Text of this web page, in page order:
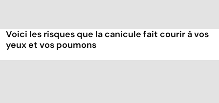
Voici les risques que la canicule fait courir à vos
yeux et vos poumons